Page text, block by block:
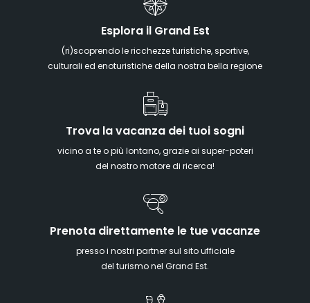
Esplora il Grand Est
(ri)scoprendo le ricchezze turistiche, sportive,
culturali ed enoturistiche della nostra bella regione
Trova la vacanza dei tuoi sogni
vicino a te o più lontano, grazie ai super-poteri
del nostro motore di ricerca!
Prenota direttamente le tue vacanze
presso i nostri partner sul sito ufficiale
del turismo nel Grand Est.